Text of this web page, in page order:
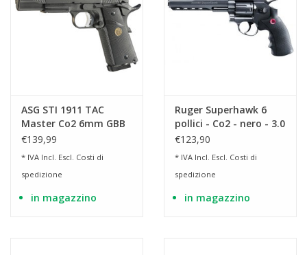
ASG STI 1911 TAC
Master Co2 6mm GBB
0,8 Joule - BK
€139,99
* IVA Incl. Escl. Costi di
spedizione
in magazzino
Ruger Superhawk 6
pollici - Co2 - nero - 3.0
joule
€123,90
* IVA Incl. Escl. Costi di
spedizione
in magazzino